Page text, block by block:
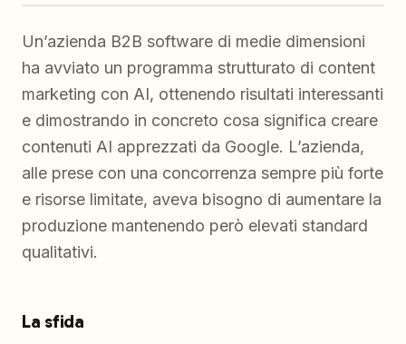
Un’azienda B2B software di medie dimensioni
ha avviato un programma strutturato di content
marketing con AI, ottenendo risultati interessanti
e dimostrando in concreto cosa significa creare
contenuti AI apprezzati da Google. L’azienda,
alle prese con una concorrenza sempre più forte
e risorse limitate, aveva bisogno di aumentare la
produzione mantenendo però elevati standard
qualitativi.
La sfida